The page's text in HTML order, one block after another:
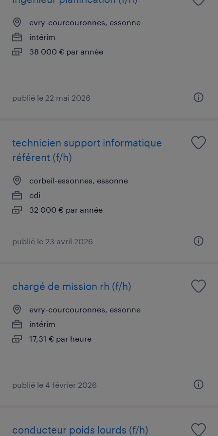
evry-courcouronnes, essonne
intérim
38 000 € par année
publié le 22 mai 2026
technicien support informatique
référent (f/h)
corbeil-essonnes, essonne
cdi
32 000 € par année
publié le 23 avril 2026
chargé de mission rh (f/h)
evry-courcouronnes, essonne
intérim
17,31 € par heure
publié le 4 février 2026
conducteur poids lourds (f/h)